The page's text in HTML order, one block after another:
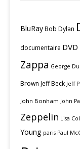
BluRayBob Dylan
documentaire DVD
Zappa George
Brown Jeff Beck Jeff
John Bonham John
Zeppelin Lisa
Young paris Paul